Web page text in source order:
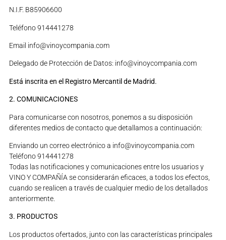
N.I.F. B85906600
Teléfono 914441278
Email info@vinoycompania.com
Delegado de Protección de Datos: info@vinoycompania.com
Está inscrita en el Registro Mercantil de Madrid.
2. COMUNICACIONES
Para comunicarse con nosotros, ponemos a su disposición
diferentes medios de contacto que detallamos a continuación:
Enviando un correo electrónico a info@vinoycompania.com
Teléfono 914441278
Todas las notificaciones y comunicaciones entre los usuarios y
VINO Y COMPAÑÍA se considerarán eficaces, a todos los efectos,
cuando se realicen a través de cualquier medio de los detallados
anteriormente.
3. PRODUCTOS
Los productos ofertados, junto con las características principales